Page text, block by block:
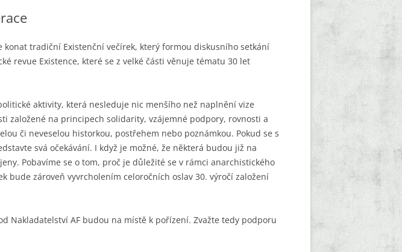
konat tradiční Existenční večírek, který formou diskusního setkání
revue Existence, které se z velké části věnuje tématu 30 let
aktivity, která nesleduje nic menšího než naplnění vize
založené na principech solidarity, vzájemné podpory, rovnosti a
či neveselou historkou, postřehem nebo poznámkou. Pokud se s
svá očekávání. I když je možné, že některá budou již na
Pobavíme se o tom, proč je důležité se v rámci anarchistického
bude zároveň vyvrcholením celoročních oslav 30. výročí založení
Nakladatelství AF budou na místě k pořízení. Zvažte tedy podporu